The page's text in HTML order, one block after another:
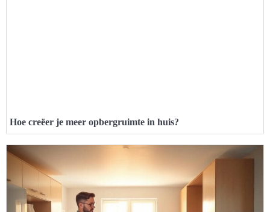
Hoe creëer je meer opbergruimte in huis?